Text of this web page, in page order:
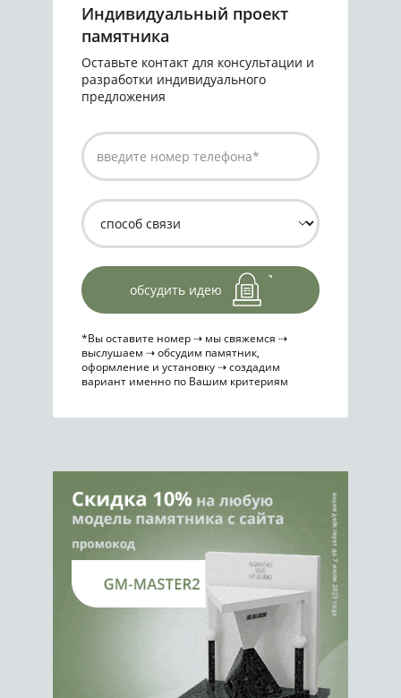
Индивидуальный проект
памятника
Оставьте контакт для консультации и
разработки индивидуального
предложения
обсудить идею
*Вы оставите номер ⇢ мы свяжемся ⇢
выслушаем ⇢ обсудим памятник,
оформление и установку ⇢ создадим
вариант именно по Вашим критериям